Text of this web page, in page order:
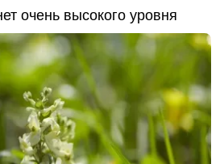
очень высокого уровня